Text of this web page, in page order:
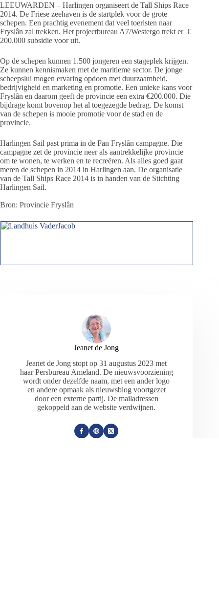
LEEUWARDEN – Harlingen organiseert de Tall Ships Race
2014. De Friese zeehaven is de startplek voor de grote
schepen. Een prachtig evenement dat veel toeristen naar
Fryslân zal trekken. Het projectbureau A7/Westergo trekt er €
200.000 subsidie voor uit.
Op de schepen kunnen 1.500 jongeren een stageplek krijgen.
Ze kunnen kennismaken met de maritieme sector. De jonge
scheepslui mogen ervaring opdoen met duurzaamheid,
bedrijvigheid en marketing en promotie. Een unieke kans voor
Fryslân en daarom geeft de provincie een extra €200.000. Die
bijdrage komt bovenop het al toegezegde bedrag. De komst
van de schepen is mooie promotie voor de stad en de
provincie.
Harlingen Sail past prima in de Fan Fryslân campagne. Die
campagne zet de provincie neer als aantrekkelijke provincie
om te wonen, te werken en te recreëren. Als alles goed gaat
meren de schepen in 2014 in Harlingen aan. De organisatie
van de Tall Ships Race 2014 is in handen van de Stichting
Harlingen Sail.
Bron: Provincie Fryslân
Jeanet de Jong
Jeanet de Jong stopt op 31 augustus 2023 met
haar Persbureau Ameland. De nieuwsvoorziening
wordt onder dezelfde naam, met een ander logo
en andere opmaak als nieuwsblog voortgezet
door een externe partij. De mailadressen
gekoppeld aan de website verdwijnen.